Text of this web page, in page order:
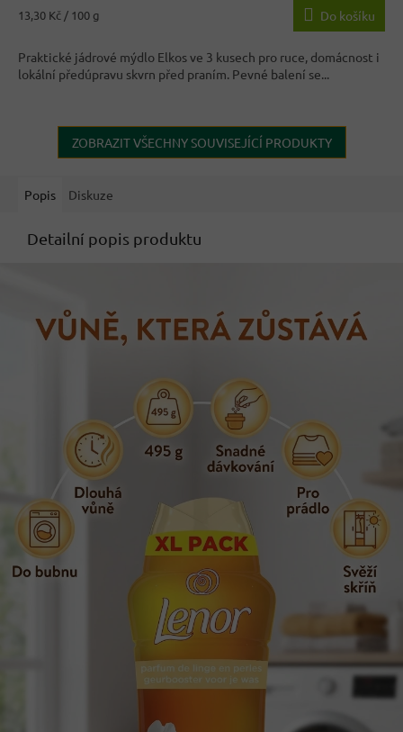
Měrná
13,30 Kč / 100 g Do košíku
Praktické jádrové mýdlo Elkos ve 3 kusech pro ruce, domácnost i
lokální předúpravu skvrn před praním. Pevné balení se...
ZOBRAZIT VŠECHNY SOUVISEJÍCÍ PRODUKTY
Popis Diskuze
Detailní popis produktu